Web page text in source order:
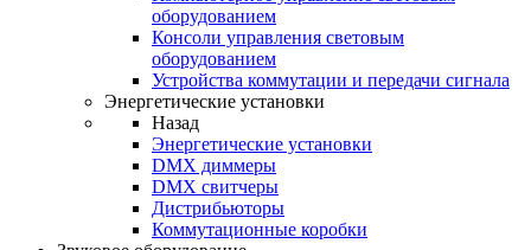
оборудованием
Консоли управления световым
оборудованием
Устройства коммутации и передачи сигнала
Энергетические установки
Назад
Энергетические установки
DMX диммеры
DMX свитчеры
Дистрибьюторы
Коммутационные коробки